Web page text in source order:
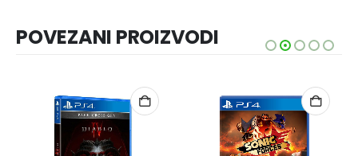
POVEZANI PROIZVODI